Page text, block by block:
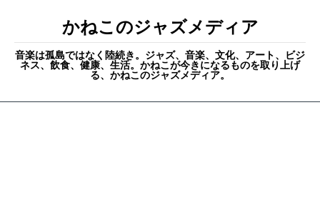
かねこのジャズメディア
音楽は孤島ではなく陸続き。ジャズ、音楽、文化、アート、ビジ
ネス、飲食、健康、生活。かねこが今きになるものを取り上げ
る、かねこのジャズメディア。